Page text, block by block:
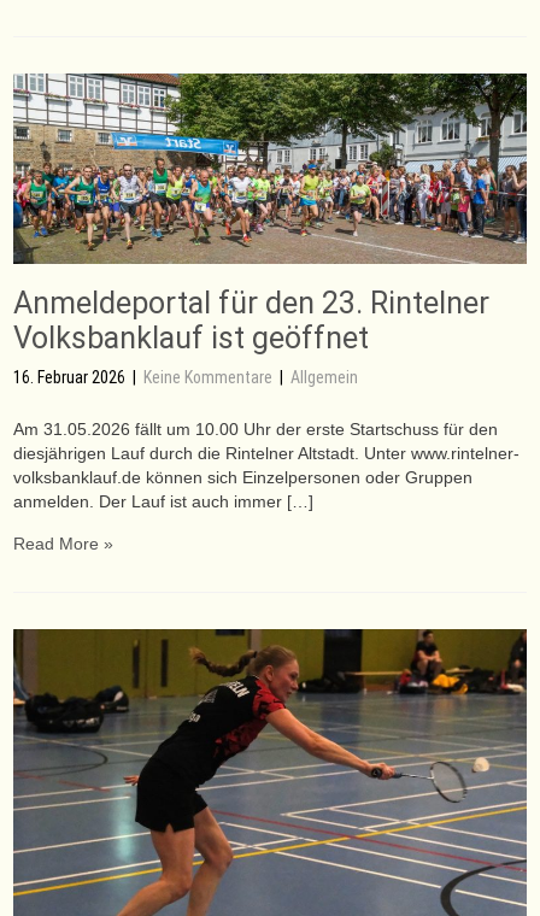
Anmeldeportal für den 23. Rintelner
Volksbanklauf ist geöffnet
16. Februar 2026 Keine Kommentare |Allgemein
Am 31.05.2026 fällt um 10.00 Uhr der erste Startschuss für den
diesjährigen Lauf durch die Rintelner Altstadt. Unter www.rintelner-
volksbanklauf.de können sich Einzelpersonen oder Gruppen
anmelden. Der Lauf ist auch immer […]
Read More »